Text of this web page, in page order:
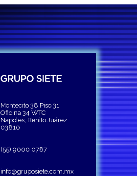
Montecito 38 Piso 31
Oficina 34 WTC
Napoles, Benito Juárez
03810
(55) 9000 0787
info@gruposiete.com.mx